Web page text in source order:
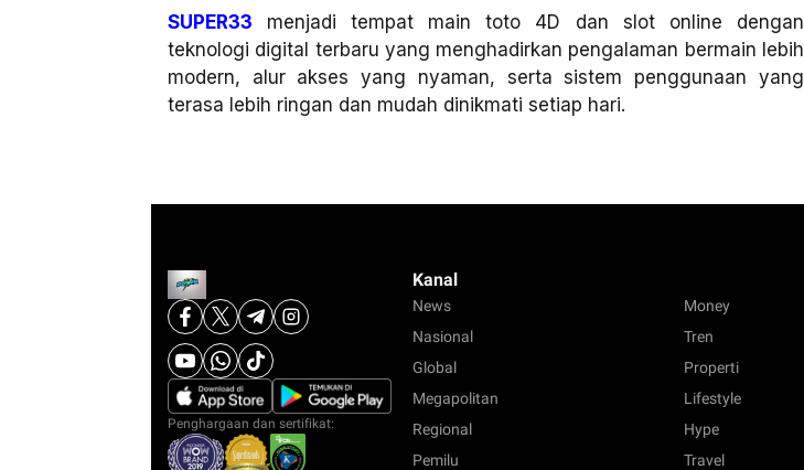
SUPER33 menjadi tempat main toto 4D dan slot online dengan
teknologi digital terbaru yang menghadirkan pengalaman bermain lebih
modern, alur akses yang nyaman, serta sistem penggunaan yang
terasa lebih ringan dan mudah dinikmati setiap hari.
Penghargaan dan sertifikat:
Kanal
News
Nasional
Global
Megapolitan
Regional
Pemilu
Money
Tren
Properti
Lifestyle
Hype
Travel